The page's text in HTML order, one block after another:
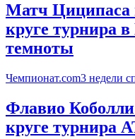
Матч Циципаса
круге турнира
темноты
Чемпионат.com3 недели
Флавио
круге турнира